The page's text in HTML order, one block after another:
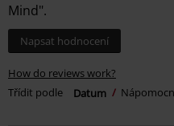
Mind".
Napsat hodnocení
How do reviews work?
Třídit podle
Datum